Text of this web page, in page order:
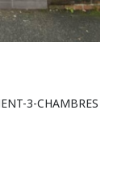
3-CHAMBRES